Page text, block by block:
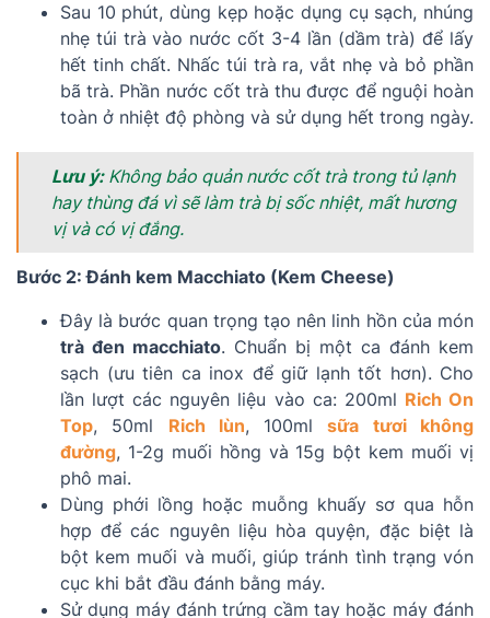
Sau 10 phút, dùng kẹp hoặc dụng cụ sạch, nhúng
nhẹ túi trà vào nước cốt 3-4 lần (dầm trà) để lấy
hết tinh chất. Nhấc túi trà ra, vắt nhẹ và bỏ phần
bã trà. Phần nước cốt trà thu được để nguội hoàn
toàn ở nhiệt độ phòng và sử dụng hết trong ngày.
Lưu ý:Không bảo quản nước cốt trà trong tủ lạnh
hay thùng đá vì sẽ làm trà bị sốc nhiệt, mất hương
vị và có vị đắng.
Bước 2: Đánh kem Macchiato (Kem Cheese)
Đây là bước quan trọng tạo nên linh hồn của món
trà đen macchiato. Chuẩn bị một ca đánh kem
sạch (ưu tiên ca inox để giữ lạnh tốt hơn). Cho
lần lượt các nguyên liệu vào ca: 200ml Rich On
Top, 50ml Rich lùn, 100mlsữa tươi không
đường, 1-2g muối hồng và 15g bột kem muối vị
phô mai.
Dùng phới lồng hoặc muỗng khuấy sơ qua hỗn
hợp để các nguyên liệu hòa quyện, đặc biệt là
bột kem muối và muối, giúp tránh tình trạng vón
cục khi bắt đầu đánh bằng máy.
Sử dụng máy đánh trứng cầm tay hoặc máy đánh